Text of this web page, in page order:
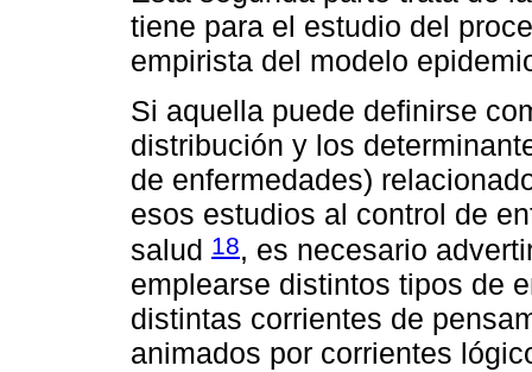
tiene para el estudio del
empirista del modelo
Si aquella puede definirse
distribución y los
de enfermedades)
esos estudios al control de
salud 18, es necesario
emplearse distintos tipos de
distintas corrientes de
animados por corrientes